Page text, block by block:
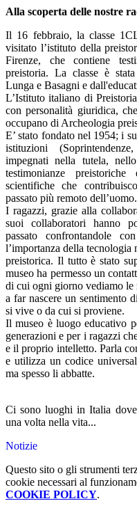
Alla scoperta delle nostre
Il 16 febbraio, la classe
visitato l’istituto della
Firenze, che contiene
preistoria. La classe è
Lunga e Basagni e
L’Istituto italiano di
con personalità giuridica,
occupano di Archeologia
E’ stato fondato nel 1954; i
istituzioni
impegnati nella tutela,
testimonianze
scientifiche che
passato più remoto dell’uomo.
I ragazzi, grazie alla
suoi collaboratori hanno
passato confrontandole
l’importanza della tecnologia
preistorica. Il tutto è stato
museo ha permesso un
di cui ogni giorno vediamo
a far nascere un sentimento
si vive o da cui si proviene.
Il museo è luogo educativo
generazioni e per i ragazzi
e il proprio intelletto. Parla
e utilizza un codice
ma spesso li abbatte.
Ci sono luoghi in Italia dove
una volta nella vita...
Notizie
Questo sito o gli strumenti
cookie necessari al
COOKIE POLICY.